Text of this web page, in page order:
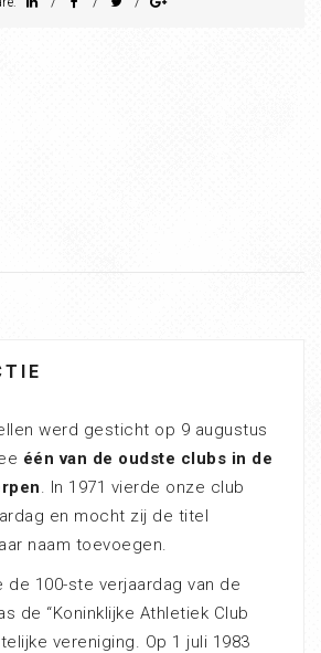
werd gesticht op 9 augustus
één van de oudste clubs in de
. In 1971 vierde onze club
en mocht zij de titel
naam toevoegen.
de 100-ste verjaardag van de
de “Koninklijke Athletiek Club
vereniging. Op 1 juli 1983